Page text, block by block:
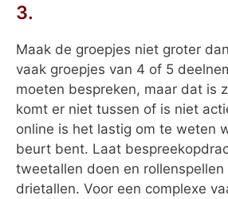
3.
Maak de groepjes niet groter
vaak groepjes van 4 of 5
moeten bespreken, maar dat is
komt er niet tussen of is niet
online is het lastig om te weten
beurt bent. Laat
tweetallen doen en
drietallen. Voor een complexe